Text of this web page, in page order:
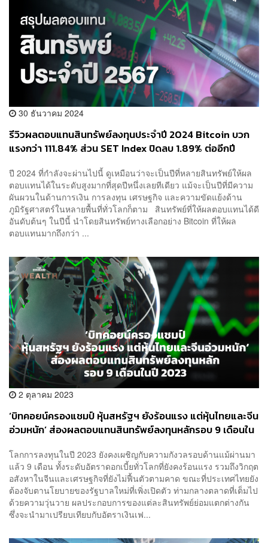
30 ธันวาคม 2024
รีวิวผลตอบแทนสินทรัพย์ลงทุนประจำปี 2024 Bitcoin บวก
แรงกว่า 111.84% ส่วน SET Index ปิดลบ 1.89% ต่ออีกปี
ปี 2024 ที่กำลังจะผ่านไปนี้ ดูเหมือนว่าจะเป็นปีที่หลายสินทรัพย์ให้ผล
ตอบแทนได้ในระดับสูงมากที่สุดปีหนึ่งเลยทีเดียว แม้จะเป็นปีที่มีความ
ผันผวนในด้านการเงิน การลงทุน เศรษฐกิจ และความขัดแย้งด้าน
ภูมิรัฐศาสตร์ในหลายพื้นที่ทั่วโลกก็ตาม สินทรัพย์ที่ให้ผลตอบแทนได้ดี
อันดับต้นๆ ในปีนี้ นำโดยสินทรัพย์ทางเลือกอย่าง Bitcoin ที่ให้ผล
ตอบแทนมากถึงกว่า ...
2 ตุลาคม 2023
‘บิทคอยน์ครองแชมป์ หุ้นสหรัฐฯ ยังร้อนแรง แต่หุ้นไทยและจีน
อ่วมหนัก’ ส่องผลตอบแทนสินทรัพย์ลงทุนหลักรอบ 9 เดือนใน
โลกการลงทุนในปี 2023 ยังคงเผชิญกับความกังวลรอบด้านแม้ผ่านมา
แล้ว 9 เดือน ทั้งระดับอัตราดอกเบี้ยทั่วโลกที่ยังคงร้อนแรง รวมถึงวิกฤต
อสังหาในจีนและเศรษฐกิจที่ยังไม่ฟื้นตัวตามคาด ขณะที่ประเทศไทยยัง
ต้องจับตานโยบายของรัฐบาลใหม่ที่เพิ่งเปิดตัว ท่ามกลางตลาดที่เต็มไป
ด้วยความวุ่นวาย ผลประกอบการของแต่ละสินทรัพย์ย่อมแตกต่างกัน
ซึ่งจะนำมาเปรียบเทียบกับอัตราเงินเฟ...